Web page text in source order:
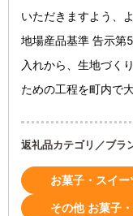
いただきますよう、
地場産品基準 告示
入れから、生地づく
ための工程を町内で
返礼品カテゴリ／ブラ
お菓子・スイー
その他 お菓子